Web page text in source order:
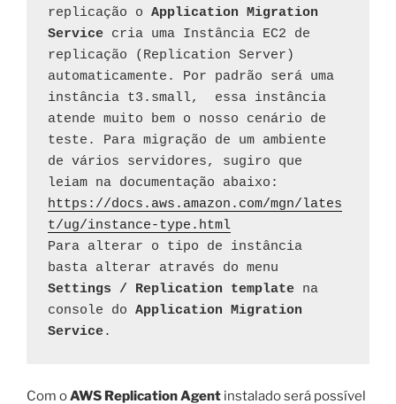
replicação o Application Migration
Service cria uma Instância EC2 de
replicação (Replication Server)
automaticamente. Por padrão será uma
instância t3.small,  essa instância
atende muito bem o nosso cenário de
teste. Para migração de um ambiente
de vários servidores, sugiro que
https://docs.aws.amazon.com/mgn/lates
t/ug/instance-type.html
Para alterar o tipo de instância
basta alterar através do menu
Settings / Replication template na
console do Application Migration
Service.
Com oAWS Replication Agent instalado será possível